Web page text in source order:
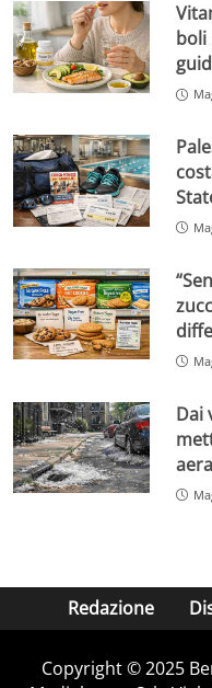
boli
Dai
Redazione
Copyright © 2025